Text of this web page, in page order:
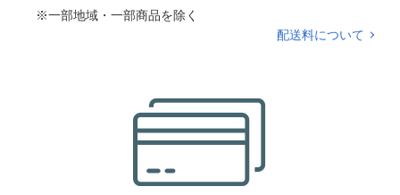
※一部地域・一部商品を除く
配送料について